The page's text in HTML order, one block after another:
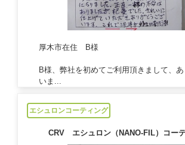
厚木市在住 B様
B様、弊社を初めてご利用頂きまして、
いま...
エシュロンコーティング
CRV エシュロン（NANO-FIL）コー